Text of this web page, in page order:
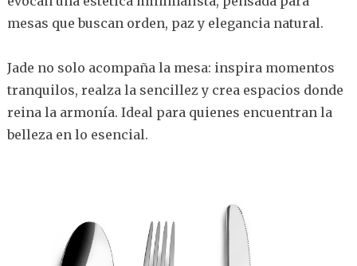
mesas que buscan orden, paz y elegancia natural.
Jade no solo acompaña la mesa: inspira momentos
tranquilos, realza la sencillez y crea espacios donde
reina la armonía. Ideal para quienes encuentran la
belleza en lo esencial.